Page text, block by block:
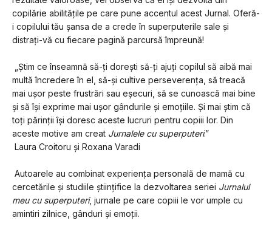
copilărie abilitățile pe care pune accentul acest Jurnal. Oferă-
i copilului tău șansa de a crede în superputerile sale și
distrați-vă cu fiecare pagină parcursă împreună!
multă încredere în el, să-și cultive perseverența, să treacă
mai ușor peste frustrări sau eșecuri, să se cunoască mai bine
și să își exprime mai ușor gândurile și emoțiile. Și mai știm că
toți părinții își doresc aceste lucruri pentru copiii lor. Din
aceste motive am creat Jurnalele cu superputeri.”
Laura Croitoru și Roxana Varadi
cercetările și studiile științifice la dezvoltarea seriei Jurnalul
meu cu superputeri, jurnale pe care copiii le vor umple cu
amintiri zilnice, gânduri și emoții.